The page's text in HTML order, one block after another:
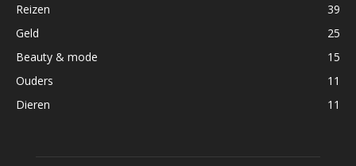
Reizen
39
Geld
25
Beauty & mode
15
Ouders
11
Dieren
11